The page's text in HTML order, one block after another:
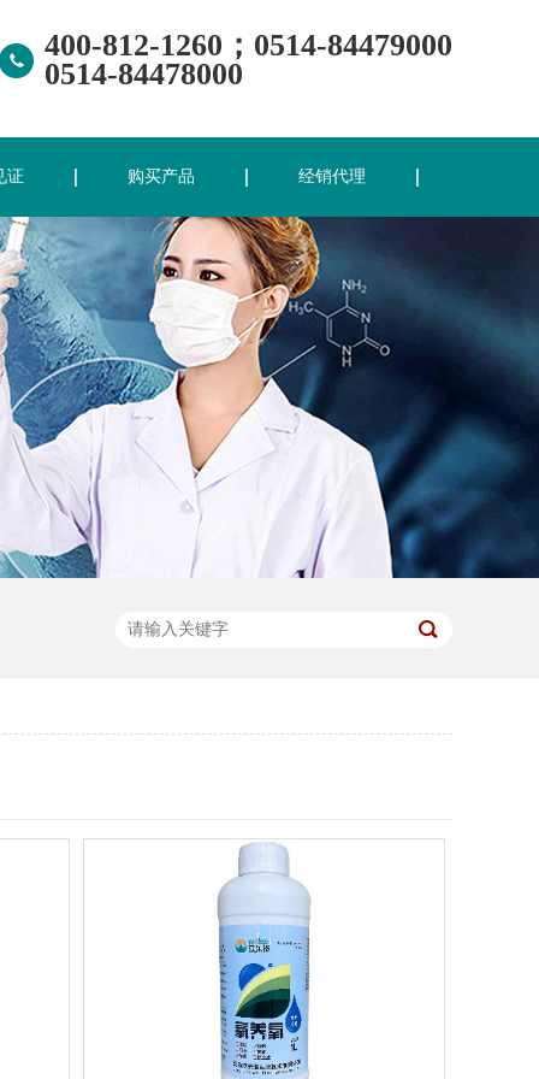
400-812-1260；0514-84479000
0514-84478000
证 购买产品 经销代理